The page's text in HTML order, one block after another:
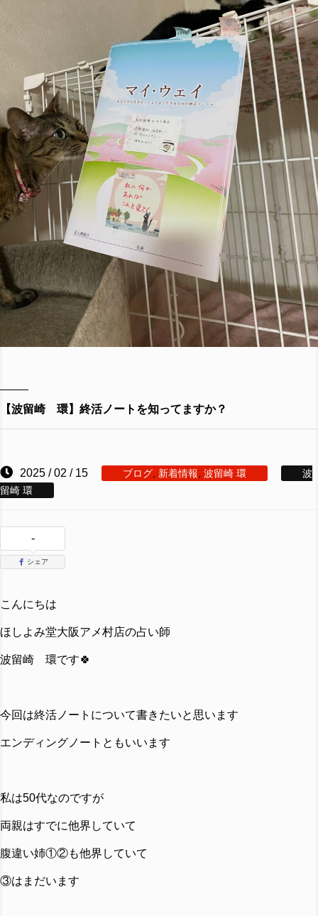
【波留崎 環】終活ノートを知ってますか？
2025 / 02 / 15 ブログ, 新着情報, 波留崎 環
波
留崎 環
-
シェア
こんにちは
ほしよみ堂大阪アメ村店の占い師
波留崎 環です🍀
今回は終活ノートについて書きたいと思います
エンディングノートともいいます
私は50代なのですが
両親はすでに他界していて
腹違い姉①②も他界していて
③はまだいます